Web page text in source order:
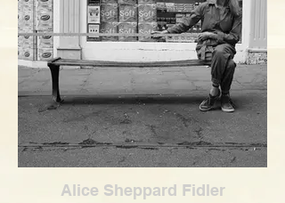
Alice Sheppard Fidler